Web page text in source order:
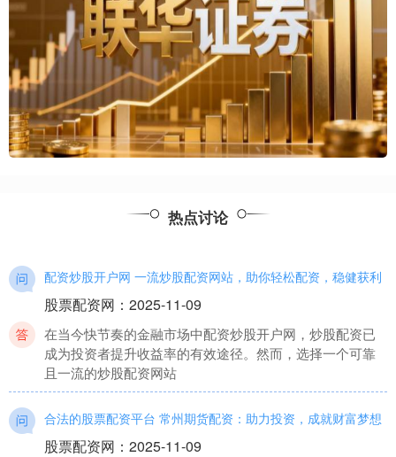
热点讨论
配资炒股开户网 一流炒股配资网站，助你轻松配资，稳健获利
股票配资网 ： 2025-11-09
在当今快节奏的金融市场中配资炒股开户网，炒股配资已
成为投资者提升收益率的有效途径。然而，选择一个可靠
且一流的炒股配资网站
合法的股票配资平台 常州期货配资：助力投资，成就财富梦想
股票配资网 ： 2025-11-09